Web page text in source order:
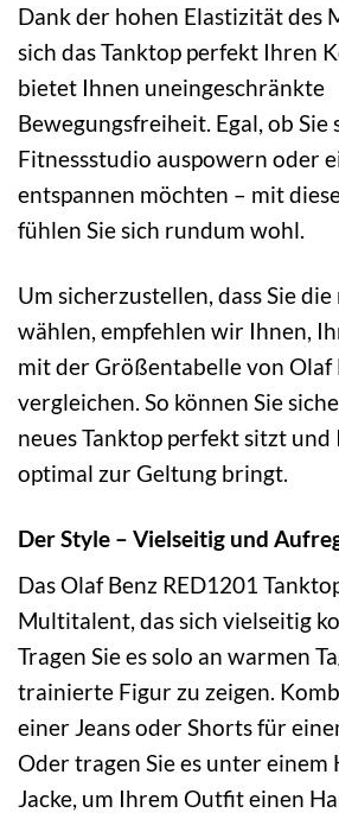
Dank der hohen Elastizität des
sich das Tanktop perfekt Ihren
bietet Ihnen uneingeschränkte
Bewegungsfreiheit. Egal, ob Sie
Fitnessstudio auspowern oder
entspannen möchten – mit
fühlen Sie sich rundum wohl.
Um sicherzustellen, dass Sie
wählen, empfehlen wir Ihnen,
mit der Größentabelle von Olaf
vergleichen. So können Sie
neues Tanktop perfekt sitzt
optimal zur Geltung bringt.
Der Style – Vielseitig und
Das Olaf Benz RED1201
Multitalent, das sich vielseitig
Tragen Sie es solo an warmen
trainierte Figur zu zeigen.
einer Jeans oder Shorts für
Oder tragen Sie es unter einem
Jacke, um Ihrem Outfit einen